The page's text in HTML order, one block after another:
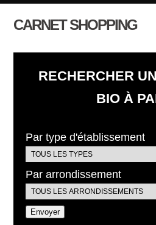
CARNET SHOPPING
RECHERCHER
BIO À
Par type d'établissement
Par arrondissement